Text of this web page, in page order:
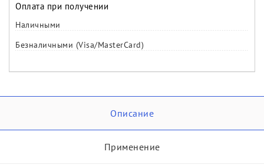
Оплата при получении
Наличными
Безналичными (Visa/MasterCard)
Описание
Применение